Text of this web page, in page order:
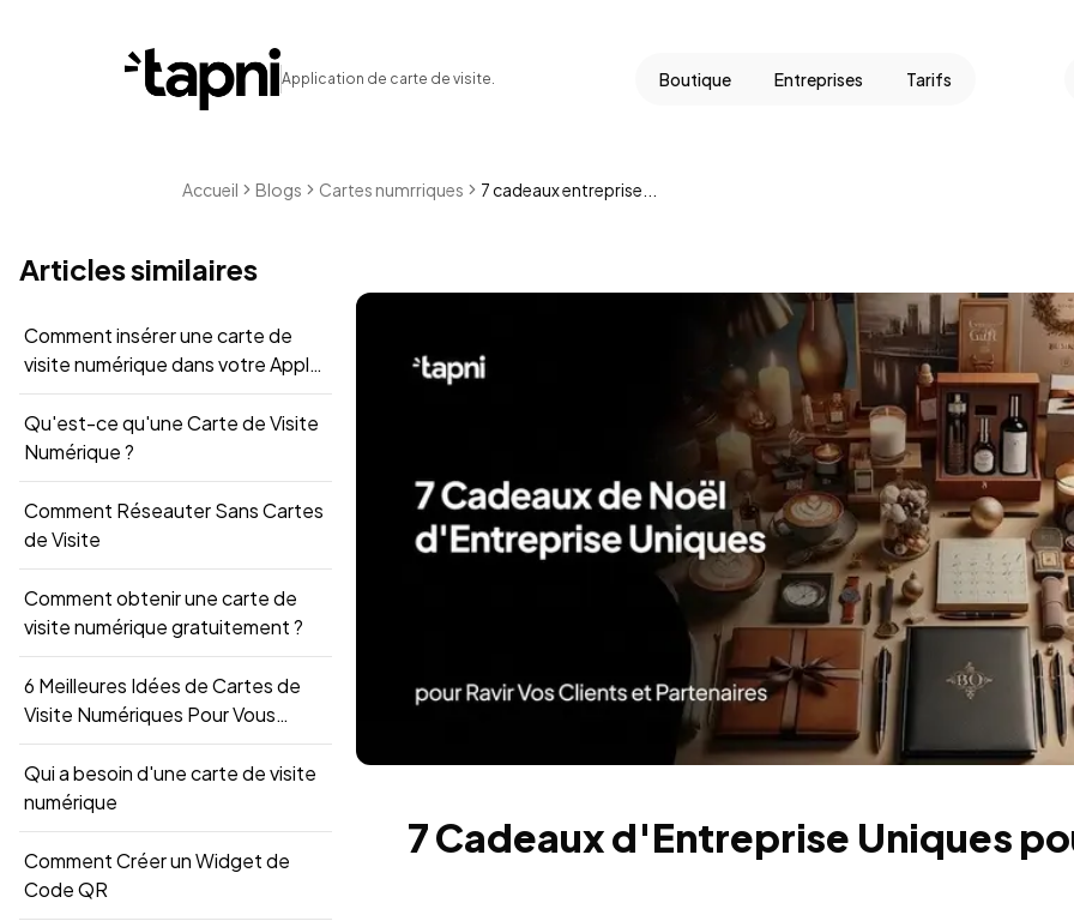
Application de carte de visite. Boutique Entreprises Tarifs
Accueil Blogs Cartes numrriques 7 cadeaux entreprise...
Articles similaires
Comment insérer une carte de
visite numérique dans votre Apple
Wallet ?
Qu'est-ce qu'une Carte de Visite
Numérique ?
Comment Réseauter Sans Cartes
de Visite
Comment obtenir une carte de
visite numérique gratuitement ?
6 Meilleures Idées de Cartes de
Visite Numériques Pour Vous
Inspirer
Qui a besoin d'une carte de visite
numérique
Comment Créer un Widget de
Code QR
7 Cadeaux d'Entreprise Uniques